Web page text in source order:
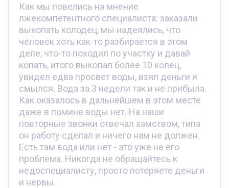
Как мы повелись на мнение
лжекомпетентного специалиста: заказали
выкопать колодец, мы надеялись, что
человек хоть как-то разбирается в этом
деле, что-то походил по участку и давай
копать, итого выкопал более 10 колец,
увидел едва просвет воды, взял деньги и
смылся. Вода за 3 недели так и не прибыла.
Как оказалось в дальнейшем в этом месте
даже в помине воды нет. На наши
повторные звонки отвечал хамством, типа
он работу сделал и ничего нам не должен.
Есть там вода или нет - это уже не его
проблема. Никогда не обращайтесь к
недоспециалисту, просто потеряете деньги
и нервы.